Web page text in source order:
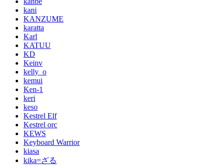
kani
KANZUME
karatta
Karl
KATUU
KD
Keinv
kelly_o
kemui
Ken-1
keri
keso
Kestrel Elf
Kestrel orc
KEWS
Keyboard Warrior
kiasa
kika=ざる